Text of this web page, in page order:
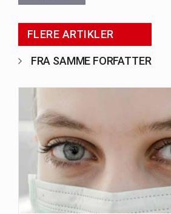
FLERE ARTIKLER
FRA SAMME FORFATTER